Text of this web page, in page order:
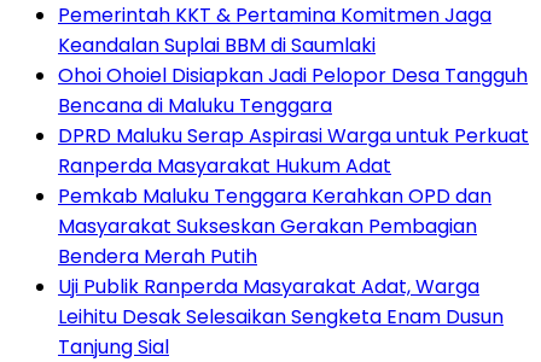
Pemerintah KKT & Pertamina Komitmen Jaga
Keandalan Suplai BBM di Saumlaki
Ohoi Ohoiel Disiapkan Jadi Pelopor Desa Tangguh
Bencana di Maluku Tenggara
DPRD Maluku Serap Aspirasi Warga untuk Perkuat
Ranperda Masyarakat Hukum Adat
Pemkab Maluku Tenggara Kerahkan OPD dan
Masyarakat Sukseskan Gerakan Pembagian
Bendera Merah Putih
Uji Publik Ranperda Masyarakat Adat, Warga
Leihitu Desak Selesaikan Sengketa Enam Dusun
Tanjung Sial